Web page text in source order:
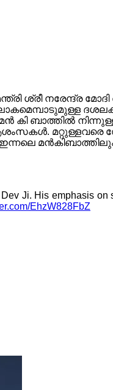
ശ്രീ നരേന്ദ്ര
ബാത്തില്‍
മറ്റുള്ളവരെ
Ji. His emphasis
EhzW828FbZ